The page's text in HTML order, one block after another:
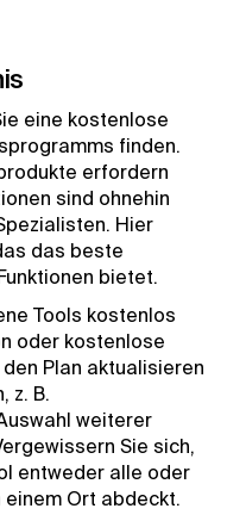
eine kostenlose
finden.
erfordern
sind ohnehin
Hier
das beste
bietet.
Tools kostenlos
oder kostenlose
Plan aktualisieren
z. B.
weiterer
Sie sich,
entweder alle oder
Ort abdeckt.